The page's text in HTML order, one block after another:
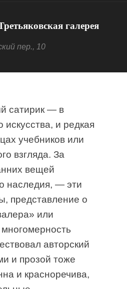
галерея
пер., 10
сатирик — в
и редкая
учебников или
взгляда. За
вещей
наследия, — эти
представление о
или
авторский
и прозой тоже
и красноречива,